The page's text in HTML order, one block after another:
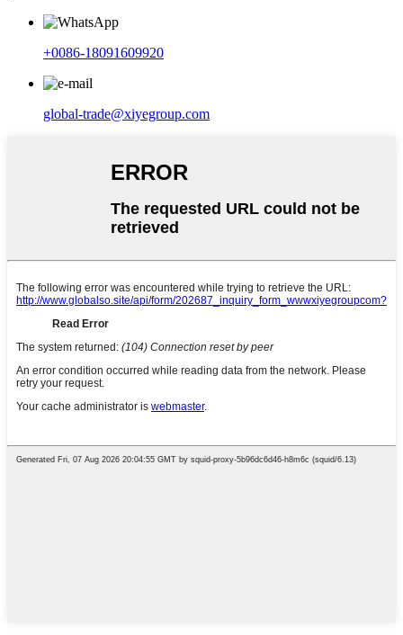
+0086-18091609920
global-trade@xiyegroup.com